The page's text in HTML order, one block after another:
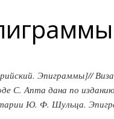
Эпиграммы]//
С. Апта дана по
Ю. Ф. Шульца.